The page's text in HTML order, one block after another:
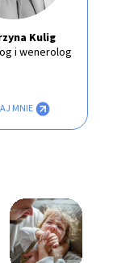
Kulig
i wenerolog
MNIE